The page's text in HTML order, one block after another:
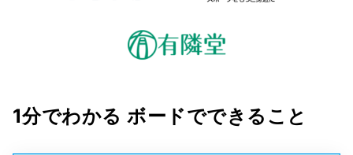
1分でわかる ボードでできること